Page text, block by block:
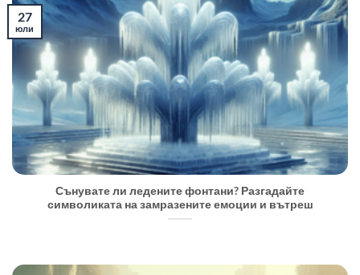
Сънувате ли ледените фонтани? Разгадайте
символиката на замразените емоции и вътреш
27
юли